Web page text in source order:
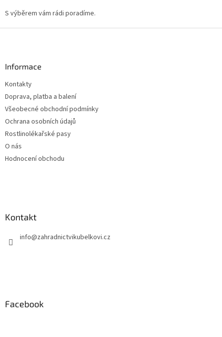
S výběrem vám rádi poradíme.
Informace
Kontakty
Doprava, platba a balení
Všeobecné obchodní podmínky
Ochrana osobních údajů
Rostlinolékařské pasy
O nás
Hodnocení obchodu
Kontakt
info@zahradnictvikubelkovi.cz
Facebook